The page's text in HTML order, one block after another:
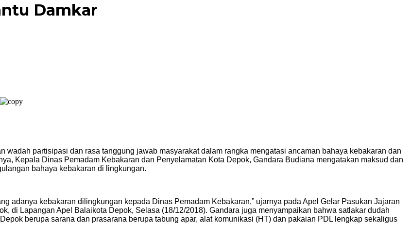
Damkar
wadah partisipasi dan rasa tanggung jawab masyarakat dalam rangka mengatasi ancaman bahaya kebakaran dan
Kepala Dinas Pemadam Kebakaran dan Penyelamatan Kota Depok, Gandara Budiana mengatakan maksud dan
bahaya kebakaran di lingkungan.
adanya kebakaran dilingkungan kepada Dinas Pemadam Kebakaran,” ujarnya pada Apel Gelar Pasukan Jajaran
di Lapangan Apel Balaikota Depok, Selasa (18/12/2018). Gandara juga menyampaikan bahwa satlakar dudah
berupa sarana dan prasarana berupa tabung apar, alat komunikasi (HT) dan pakaian PDL lengkap sekaligus